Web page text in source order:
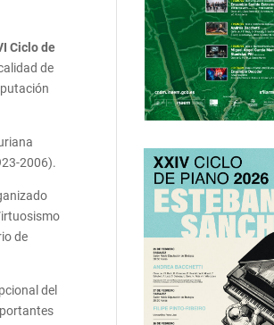
Ciclo de
de
2006).
de
del